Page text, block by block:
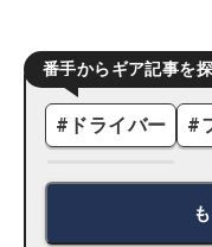
番手からギア記事を探
# ドライバー #